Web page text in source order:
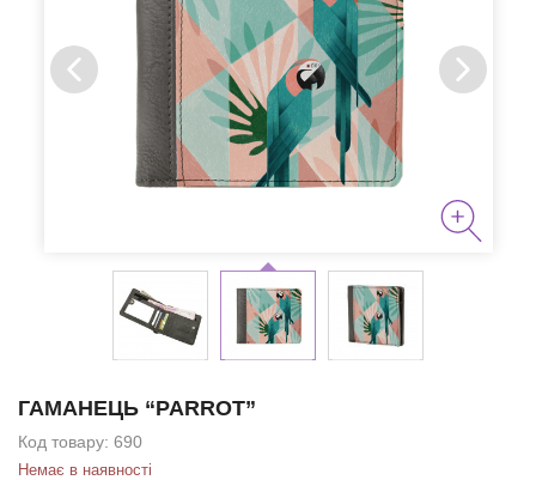
ГАМАНЕЦЬ “PARROT”
Код товару: 690
Немає в наявності